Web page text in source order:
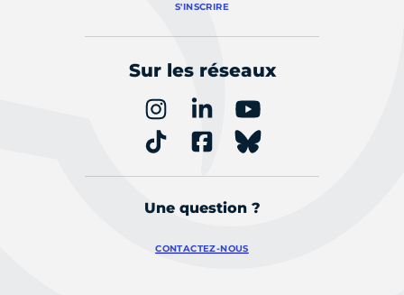
S'INSCRIRE
Sur les réseaux
Une question ?
CONTACTEZ-NOUS